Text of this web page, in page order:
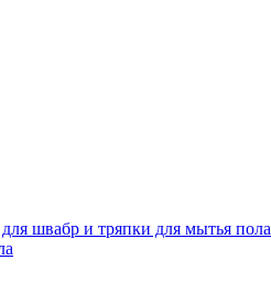
швабр и тряпки для мытья пола